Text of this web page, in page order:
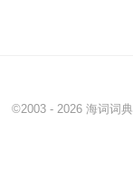
©2003 - 2026 海词词典